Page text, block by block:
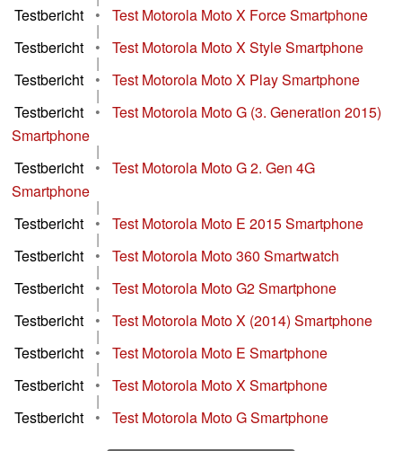
Testbericht
• Test Motorola Moto X Force Smartphone
|
Testbericht
• Test Motorola Moto X Style Smartphone
|
Testbericht
• Test Motorola Moto X Play Smartphone
|
Testbericht
•
Test Motorola Moto G (3. Generation 2015)
Smartphone
|
Testbericht
•
Test Motorola Moto G 2. Gen 4G
Smartphone
|
Testbericht
• Test Motorola Moto E 2015 Smartphone
|
Testbericht
• Test Motorola Moto 360 Smartwatch
|
Testbericht
• Test Motorola Moto G2 Smartphone
|
Testbericht
• Test Motorola Moto X (2014) Smartphone
|
Testbericht
• Test Motorola Moto E Smartphone
|
Testbericht
• Test Motorola Moto X Smartphone
|
Testbericht
• Test Motorola Moto G Smartphone